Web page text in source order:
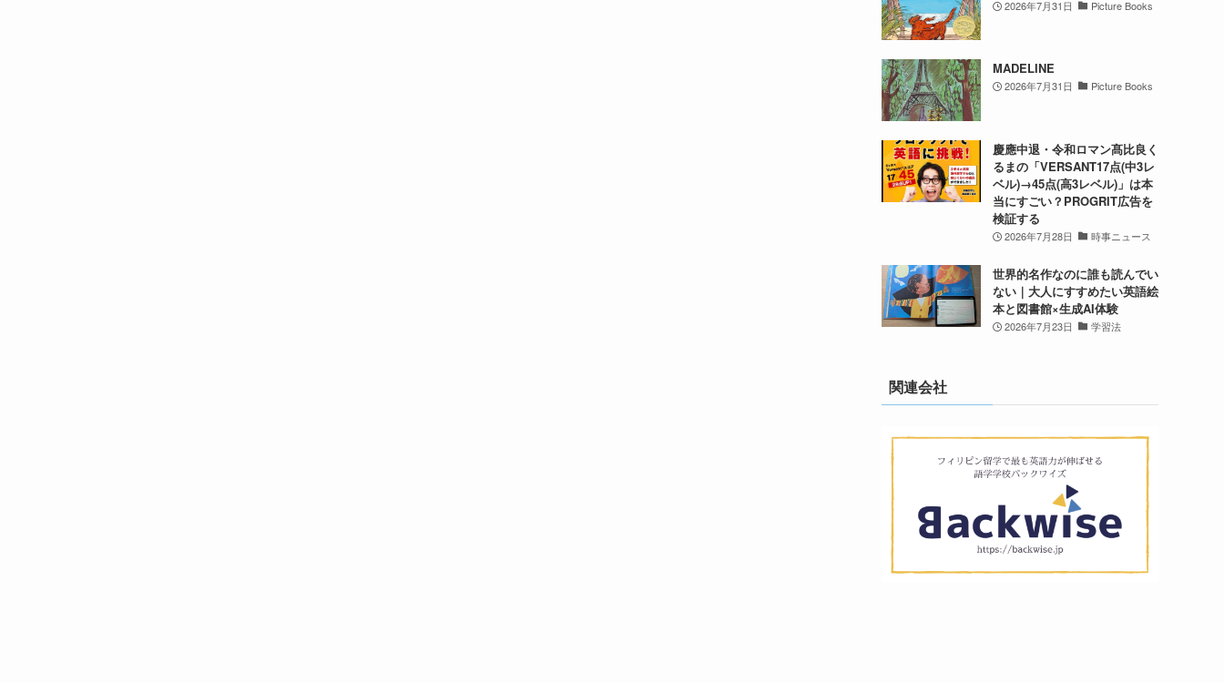
2026年7月31日 Picture Books
MADELINE
2026年7月31日 Picture Books
慶應中退・令和ロマン髙比良く
るまの「VERSANT17点(中3レ
ベル)→45点(高3レベル)」は本
当にすごい？PROGRIT広告を
検証する
2026年7月28日 時事ニュース
世界的名作なのに誰も読んでい
ない｜大人にすすめたい英語絵
本と図書館×生成AI体験
2026年7月23日 学習法
関連会社